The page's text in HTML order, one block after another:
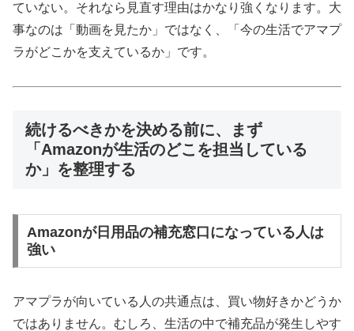
ていない。それなら見直す理由はかなり強くなります。大
事なのは「動画を見たか」ではなく、「今の生活でアマプ
ラがどこかを支えているか」です。
続けるべきかを決める前に、まず
「Amazonが生活のどこを担当している
か」を整理する
Amazonが日用品の補充窓口になっている人は
強い
アマプラが向いている人の共通点は、買い物好きかどうか
ではありません。むしろ、生活の中で補充品が発生しやす